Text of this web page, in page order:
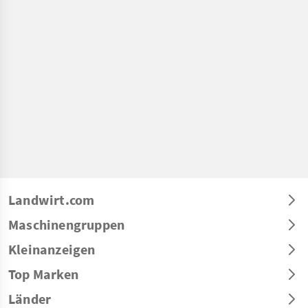
Landwirt.com
Maschinengruppen
Kleinanzeigen
Top Marken
Länder